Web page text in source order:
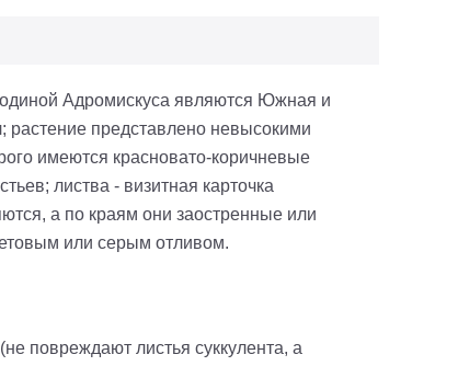
Адромискуса являются Южная и
растение представлено невысокими
имеются красновато-коричневые
листва - визитная карточка
а по краям они заостренные или
или серым отливом.
повреждают листья суккулента, а